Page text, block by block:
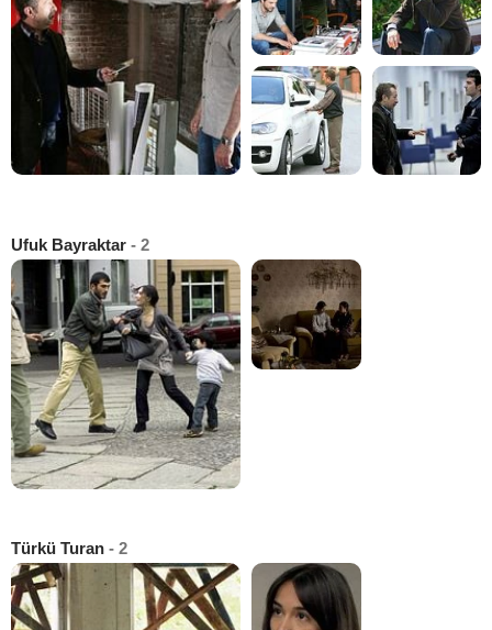
Ufuk Bayraktar - 2
Türkü Turan - 2